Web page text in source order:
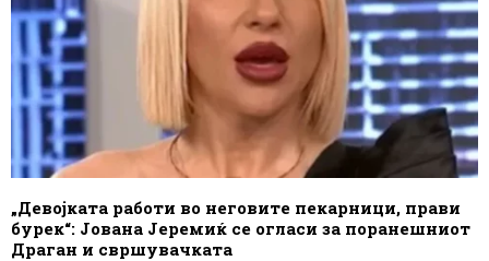
„Девојката работи во неговите пекарници, прави
бурек“: Јована Јеремиќ се огласи за поранешниот
Драган и свршувачката